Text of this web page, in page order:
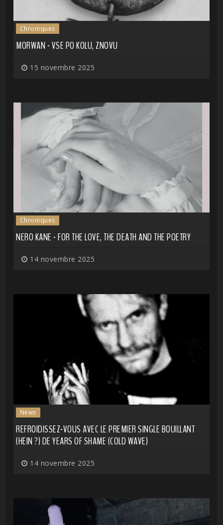
Chroniques
MORWAN - VSE PO KOLU, ZNOVU
15 novembre 2025
Chroniques
NERO KANE - FOR THE LOVE, THE DEATH AND THE POETRY
14 novembre 2025
News
REFROIDISSEZ-VOUS AVEC LE PREMIER SINGLE BOUILLANT
(HEIN ?) DE YEARS OF SHAME (COLD WAVE)
14 novembre 2025